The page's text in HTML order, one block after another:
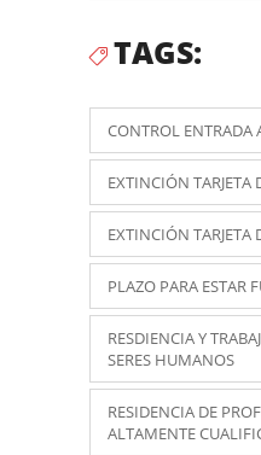
TAGS:
CONTROL ENTRADA
EXTINCIÓN TARJETA
EXTINCIÓN TARJETA
PLAZO PARA ESTAR
RESDIENCIA Y
SERES HUMANOS
RESIDENCIA DE
ALTAMENTE